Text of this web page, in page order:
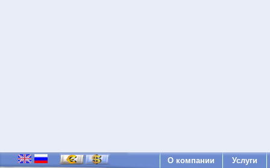
О компании Услуги